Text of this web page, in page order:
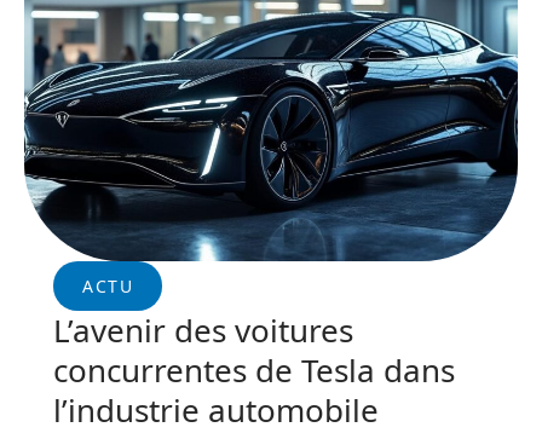
ACTU
L’avenir des voitures
concurrentes de Tesla dans
l’industrie automobile